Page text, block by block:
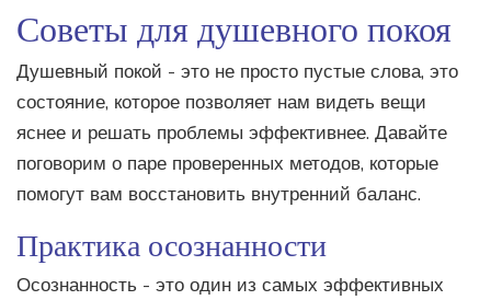
Советы для душевного покоя
Душевный покой - это не просто пустые слова, это
состояние, которое позволяет нам видеть вещи
яснее и решать проблемы эффективнее. Давайте
поговорим о паре проверенных методов, которые
помогут вам восстановить внутренний баланс.
Практика осознанности
Осознанность - это один из самых эффективных